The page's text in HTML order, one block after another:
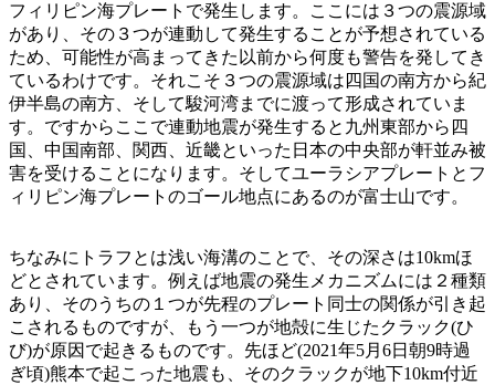
フィリピン海プレートで発生します。ここには３つの震源域
があり、その３つが連動して発生することが予想されている
ため、可能性が高まってきた以前から何度も警告を発してき
ているわけです。それこそ３つの震源域は四国の南方から紀
伊半島の南方、そして駿河湾までに渡って形成されていま
す。ですからここで連動地震が発生すると九州東部から四
国、中国南部、関西、近畿といった日本の中央部が軒並み被
害を受けることになります。そしてユーラシアプレートとフ
ィリピン海プレートのゴール地点にあるのが富士山です。
ちなみにトラフとは浅い海溝のことで、その深さは10kmほ
どとされています。例えば地震の発生メカニズムには２種類
あり、そのうちの１つが先程のプレート同士の関係が引き起
こされるものですが、もう一つが地殻に生じたクラック(ひ
び)が原因で起きるものです。先ほど(2021年5月6日朝9時過
ぎ頃)熊本で起こった地震も、そのクラックが地下10km付近